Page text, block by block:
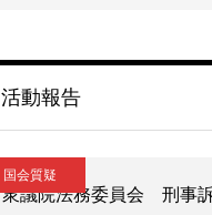
活動報告
国会質疑
衆議院法務委員会 刑事